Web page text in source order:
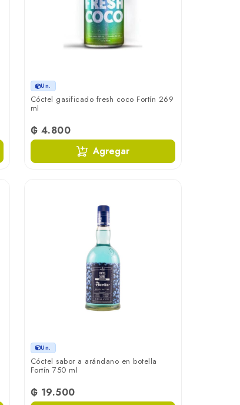
Un.
Cóctel gasificado fresh coco Fortín 269
ml
₲ 4.800
Agregar
Un.
Cóctel sabor a arándano en botella
Fortín 750 ml
₲ 19.500